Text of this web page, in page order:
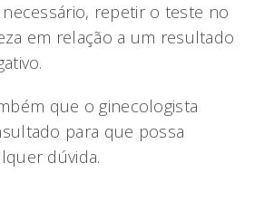
necessário, repetir o teste no
em relação a um resultado
que o ginecologista
para que possa
dúvida.